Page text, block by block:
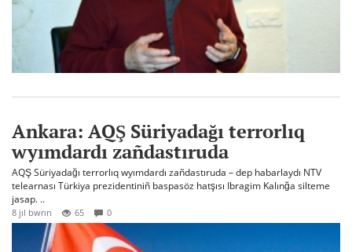
Ankara: AQŞ Süriyadağı terrorlıq
wyımdardı zañdastıruda
AQŞ Süriyadağı terrorlıq wyımdardı zañdastıruda – dep habarlaydı NTV
telearnası Türkiya prezidentiniñ baspasöz hatşısı Ibragim Kalınğa silteme
jasap. ..
8 jıl bwrın 65 0